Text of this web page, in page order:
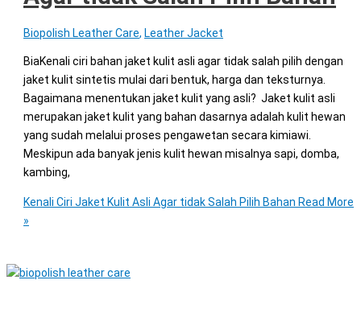
Biopolish Leather Care, Leather Jacket
BiaKenali ciri bahan jaket kulit asli agar tidak salah pilih dengan
jaket kulit sintetis mulai dari bentuk, harga dan teksturnya.
Bagaimana menentukan jaket kulit yang asli? Jaket kulit asli
merupakan jaket kulit yang bahan dasarnya adalah kulit hewan
yang sudah melalui proses pengawetan secara kimiawi.
Meskipun ada banyak jenis kulit hewan misalnya sapi, domba,
kambing,
Kenali Ciri Jaket Kulit Asli Agar tidak Salah Pilih Bahan Read More
»